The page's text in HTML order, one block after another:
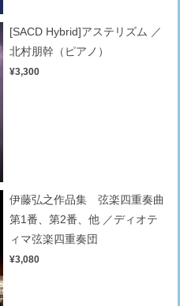
[SACD Hybrid]アステリズム ／
北村朋幹（ピアノ）
¥3,300
伊藤弘之作品集 弦楽四重奏曲
第1番、第2番、他 ／ディオテ
ィマ弦楽四重奏団
¥3,080